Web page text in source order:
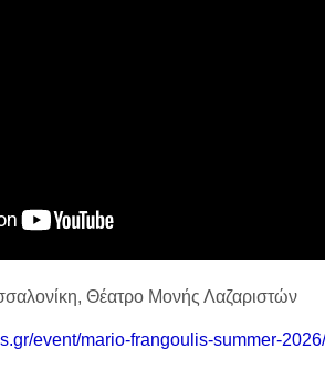
Θέατρο Μονής Λαζαριστών
event/mario-frangoulis-summer-2026/